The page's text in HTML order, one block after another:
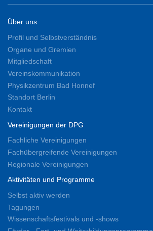
Über uns
Profil und Selbstverständnis
Organe und Gremien
Mitgliedschaft
Vereinskommunikation
Physikzentrum Bad Honnef
Standort Berlin
Kontakt
Vereinigungen der DPG
Fachliche Vereinigungen
Fachübergreifende Vereinigungen
Regionale Vereinigungen
Aktivitäten und Programme
Selbst aktiv werden
Tagungen
Wissenschaftsfestivals und -shows